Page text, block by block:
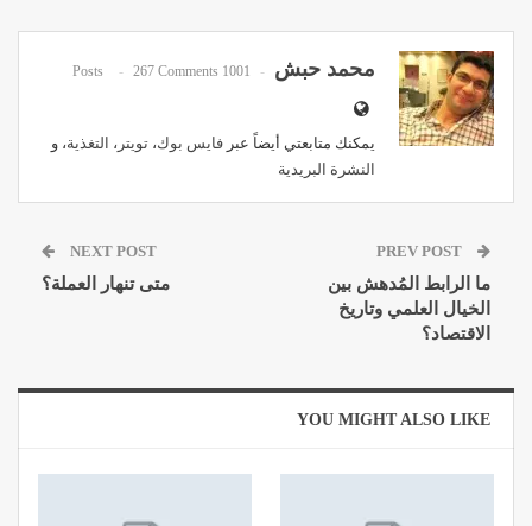
محمد حبش 1001 Posts
267 Comments
يمكنك متابعتي أيضاً عبر فايس بوك، تويتر ، التغذية، و
النشرة البريدية
ما الرابط المُدهش بين
الخيال العلمي وتاريخ
الاقتصاد؟
NEXT POST
متى تنهار العملة؟
YOU MIGHT ALSO LIKE